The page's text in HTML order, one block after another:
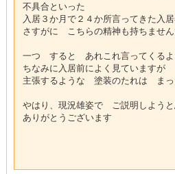
不具合といった
入居３か月で２４か所言ってきた入
さすがに こちらの精神も持ちません
一つ すると あれこれ言ってくるよ
ちなみに入居前によく見ていますが
主張するような 塗装のたれは まっ
やはり、現況雄姿で ご説明しようと
ありがとうございます